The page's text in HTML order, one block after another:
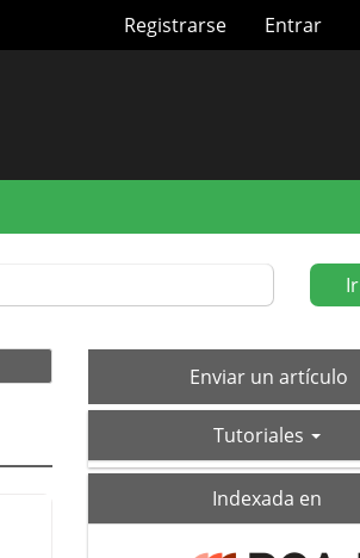
Registrarse Entrar
Ir
Enviar
un
Enviar un artículo
Tutoriales
Indexada en